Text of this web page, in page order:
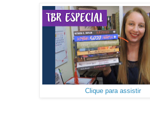
Clique para assistir